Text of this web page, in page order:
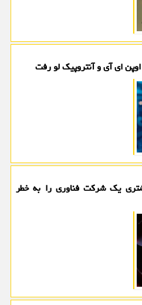
ای آی و آنتروپیک لو رفت
یک شرکت فناوری را به خطر